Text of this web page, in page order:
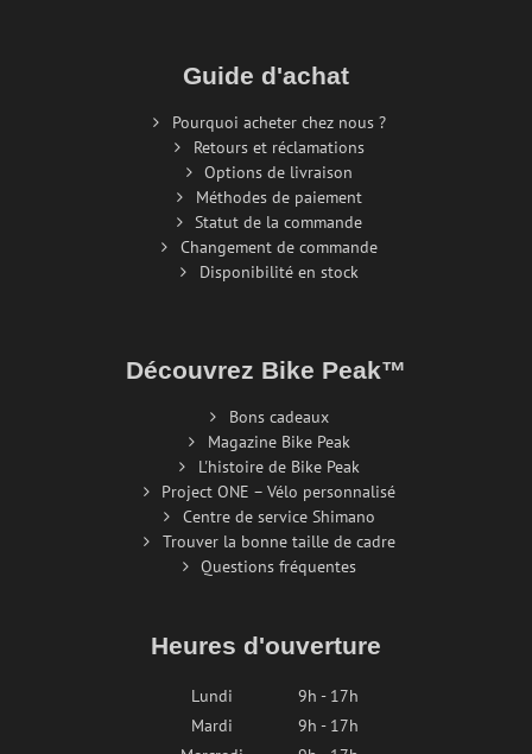
Guide d'achat
Pourquoi acheter chez nous ?
Retours et réclamations
Options de livraison
Méthodes de paiement
Statut de la commande
Changement de commande
Disponibilité en stock
Découvrez Bike Peak™
Bons cadeaux
Magazine Bike Peak
L'histoire de Bike Peak
Project ONE – Vélo personnalisé
Centre de service Shimano
Trouver la bonne taille de cadre
Questions fréquentes
Heures d'ouverture
Lundi
9h - 17h
Mardi
9h - 17h